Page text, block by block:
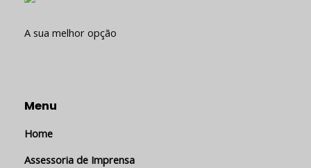
A sua melhor opção
Menu
Home
Assessoria de Imprensa